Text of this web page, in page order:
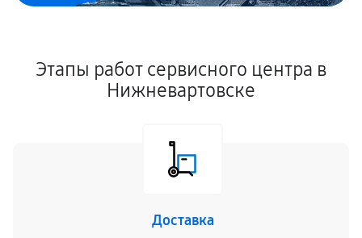
Этапы работ сервисного центра в
Нижневартовске
Доставка